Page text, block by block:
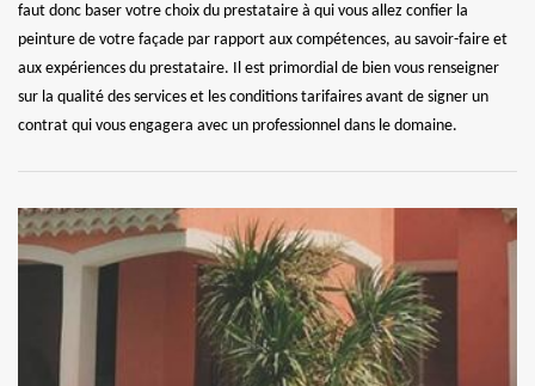
faut donc baser votre choix du prestataire à qui vous allez confier la
peinture de votre façade par rapport aux compétences, au savoir-faire et
aux expériences du prestataire. Il est primordial de bien vous renseigner
sur la qualité des services et les conditions tarifaires avant de signer un
contrat qui vous engagera avec un professionnel dans le domaine.